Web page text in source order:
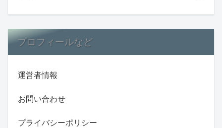
プロフィールなど
運営者情報
お問い合わせ
プライバシーポリシー